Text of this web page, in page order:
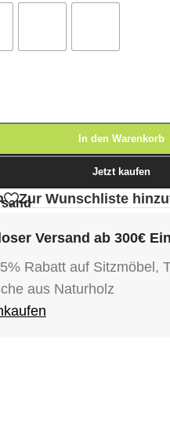
In den Warenkorb
Jetzt kaufen
Zur Wunschliste
Versand ab 300€
Rabatt auf Sitzmöbel,
aus Naturholz